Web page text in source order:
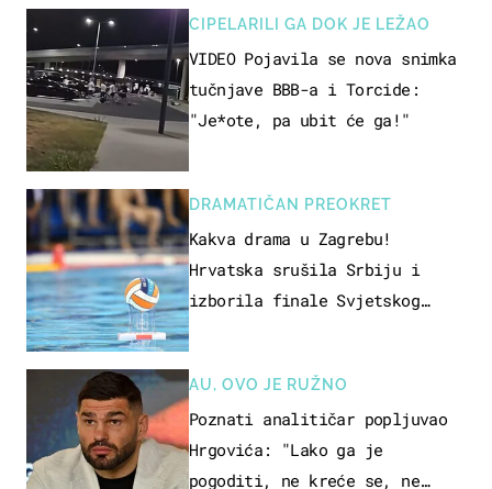
CIPELARILI GA DOK JE LEŽAO
VIDEO Pojavila se nova snimka
tučnjave BBB-a i Torcide:
"Je*ote, pa ubit će ga!"
DRAMATIČAN PREOKRET
Kakva drama u Zagrebu!
Hrvatska srušila Srbiju i
izborila finale Svjetskog
AU, OVO JE RUŽNO
Poznati analitičar popljuvao
Hrgovića: "Lako ga je
pogoditi, ne kreće se, ne